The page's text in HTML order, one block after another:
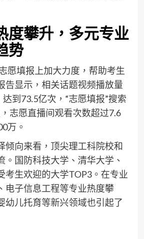
度攀升，多元专业
势
愿填报上加大力度，帮助考生
告显示，相关话题视频播放量
到73.5亿次，“志愿填报”搜索
志愿直播间观看次数超过7.6
万。
倾向来看，顶尖理工科院校和
。国防科技大学、清华大学、
考生欢迎的大学TOP3。在专业
电子信息工程等专业热度攀
幼儿托育等新兴领域也引起了